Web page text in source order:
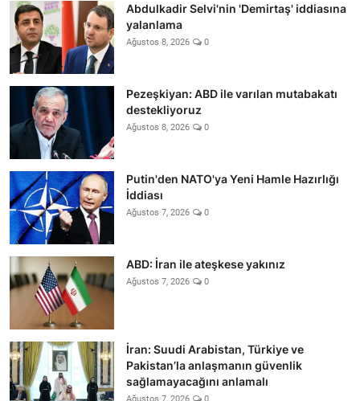
Abdulkadir Selvi'nin 'Demirtaş' iddiasına
yalanlama
Ağustos 8, 2026 0
Pezeşkiyan: ABD ile varılan mutabakatı
destekliyoruz
Ağustos 8, 2026 0
Putin'den NATO'ya Yeni Hamle Hazırlığı
İddiası
Ağustos 7, 2026 0
ABD: İran ile ateşkese yakınız
Ağustos 7, 2026 0
İran: Suudi Arabistan, Türkiye ve
Pakistan’la anlaşmanın güvenlik
sağlamayacağını anlamalı